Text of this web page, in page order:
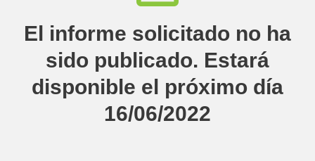
El informe solicitado no ha
sido publicado. Estará
disponible el próximo día
16/06/2022